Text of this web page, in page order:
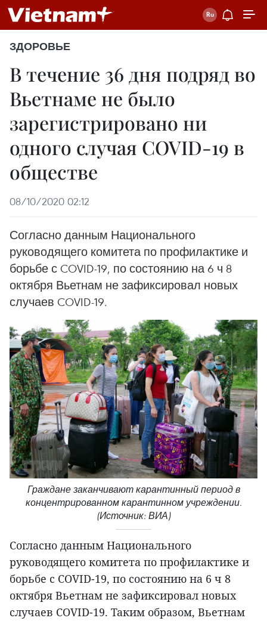
ЗДОРОВЬЕ
В течение 36 дня подряд во
Вьетнаме не было
зарегистрировано ни
одного случая COVID-19 в
обществе
08/10/2020 02:12
Согласно данным Национального
руководящего комитета по профилактике и
борьбе с COVID-19, по состоянию на 6 ч 8
октября Вьетнам не зафиксировал новых
случаев COVID-19.
Граждане заканчивают карантинный период в
концентрированном карантинном учреждении.
(Источник: ВИА)
Согласно данным Национального
руководящего комитета по профилактике и
борьбе с COVID-19, по состоянию на 6 ч 8
октября Вьетнам не зафиксировал новых
случаев COVID-19. Таким образом, Вьетнам